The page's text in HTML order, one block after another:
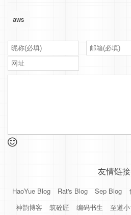
aws
友情链接
HaoYue Blog Rat's Blog Sep Blog
神韵博客
筑砼匠 编码书生 至道